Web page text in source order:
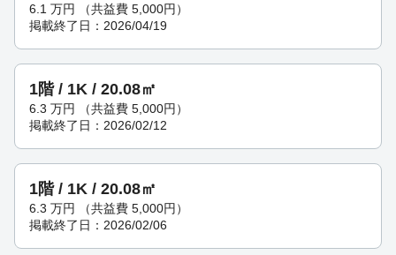
6.1 万円 （共益費 5,000円）
掲載終了日：2026/04/19
1階 / 1K / 20.08㎡
6.3 万円 （共益費 5,000円）
掲載終了日：2026/02/12
1階 / 1K / 20.08㎡
6.3 万円 （共益費 5,000円）
掲載終了日：2026/02/06